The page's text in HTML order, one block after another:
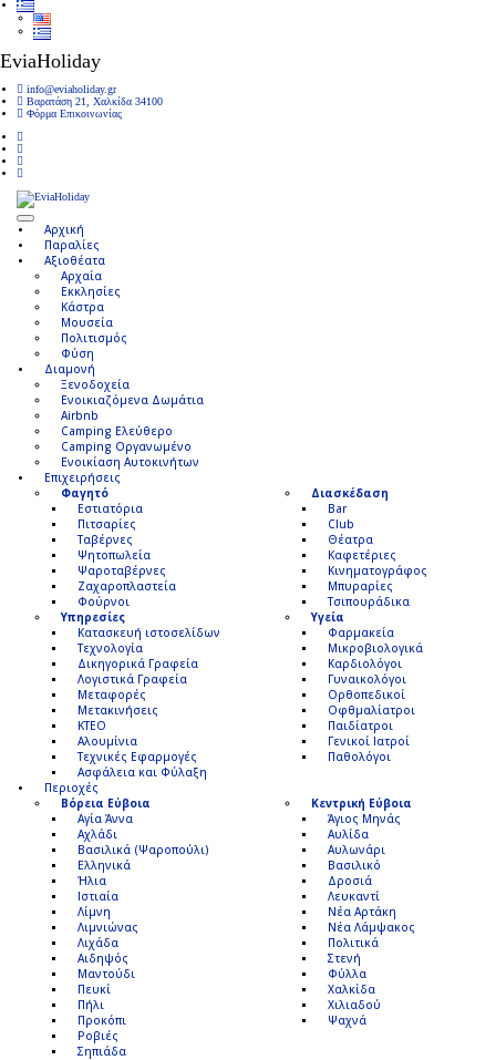
EviaHoliday
info@eviaholiday.gr
Βαρατάση 21, Χαλκίδα 34100
Φόρμα Επικοινωνίας
Αρχική
Παραλίες
Αξιοθέατα
Αρχαία
Εκκλησίες
Κάστρα
Μουσεία
Πολιτισμός
Φύση
Διαμονή
Ξενοδοχεία
Ενοικιαζόμενα Δωμάτια
Airbnb
Camping Ελεύθερο
Camping Οργανωμένο
Ενοικίαση Αυτοκινήτων
Επιχειρήσεις
Φαγητό
Εστιατόρια
Πιτσαρίες
Ταβέρνες
Ψητοπωλεία
Ψαροταβέρνες
Ζαχαροπλαστεία
Φούρνοι
Διασκέδαση
Bar
Club
Θέατρα
Καφετέριες
Κινηματογράφος
Μπυραρίες
Τσιπουράδικα
Υπηρεσίες
Κατασκευή ιστοσελίδων
Τεχνολογία
Δικηγορικά Γραφεία
Λογιστικά Γραφεία
Μεταφορές
Μετακινήσεις
ΚΤΕΟ
Αλουμίνια
Τεχνικές Εφαρμογές
Ασφάλεια και Φύλαξη
Υγεία
Φαρμακεία
Μικροβιολογικά
Καρδιολόγοι
Γυναικολόγοι
Ορθοπεδικοί
Οφθμαλίατροι
Παιδίατροι
Γενικοί Ιατροί
Παθολόγοι
Περιοχές
Βόρεια Εύβοια
Αγία Άννα
Αχλάδι
Βασιλικά (Ψαροπούλι)
Ελληνικά
Ήλια
Ιστιαία
Λίμνη
Λιμνιώνας
Λιχάδα
Αιδηψός
Μαντούδι
Πευκί
Πήλι
Προκόπι
Ροβιές
Σηπιάδα
Κεντρική Εύβοια
Άγιος Μηνάς
Αυλίδα
Αυλωνάρι
Βασιλικό
Δροσιά
Λευκαντί
Νέα Αρτάκη
Νέα Λάμψακος
Πολιτικά
Στενή
Φύλλα
Χαλκίδα
Χιλιαδού
Ψαχνά